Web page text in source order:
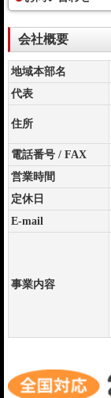
会社概要
地域本部名
代表
住所
電話番号 / FAX
営業時間
定休日
E-mail
事業内容